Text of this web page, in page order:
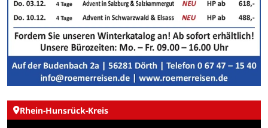
Rhein-Hunsrück-Kreis